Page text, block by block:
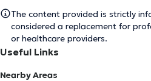
The content provided is strictly
considered a replacement for
or healthcare providers.
Useful Links
Nearby Areas